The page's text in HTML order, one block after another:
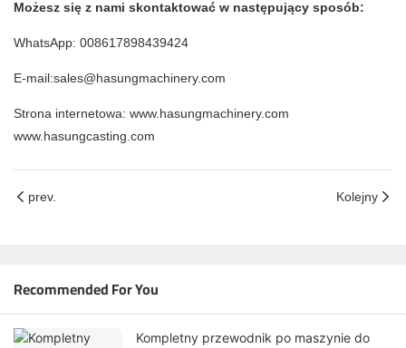
Możesz się z nami skontaktować w następujący sposób:
WhatsApp: 008617898439424
E-mail:sales@hasungmachinery.com
Strona internetowa: www.hasungmachinery.com
www.hasungcasting.com
prev. Kolejny
Recommended For You
Kompletny przewodnik po maszynie do